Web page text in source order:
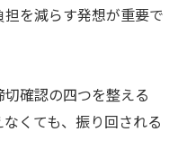
を減らす発想が重要で
確認の四つを整える
くても、振り回される